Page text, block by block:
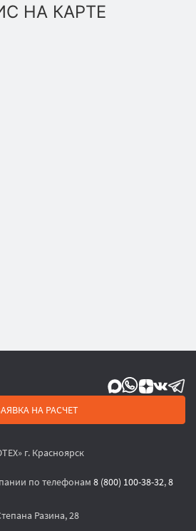
НА КАРТЕ
НА РАСЧЕТ
г. Красноярск
по телефонам 8 (800) 100-38-32,8
Разина, 28